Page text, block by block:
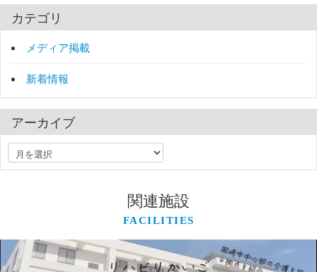
カテゴリ
メディア掲載
新着情報
アーカイブ
関連施設
FACILITIES